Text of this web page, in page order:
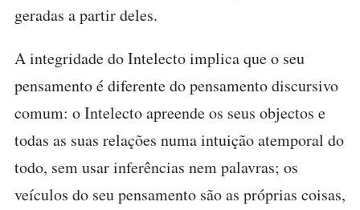
geradas a partir deles.
A integridade do Intelecto implica que o seu
pensamento é diferente do pensamento discursivo
comum: o Intelecto apreende os seus objectos e
todas as suas relações numa intuição atemporal do
todo, sem usar inferências nem palavras; os
veículos do seu pensamento são as próprias coisas,